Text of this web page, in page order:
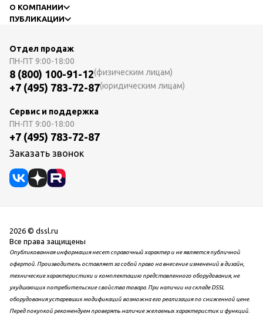
О КОМПАНИИ
ПУБЛИКАЦИИ
Отдел продаж
ПН-ПТ 9:00-18:00
8 (800) 100-91-12(физическим лицам)
+7 (495) 783-72-87(юридическим лицам)
Сервис и поддержка
ПН-ПТ 9:00-18:00
+7 (495) 783-72-87
Заказать звонок
2026 © dssl.ru
Все права защищены
Опубликованная информация несет справочный характер и не является публичной
офертой. Производитель оставляет за собой право на внесение изменений в дизайн,
технические характеристики и комплектацию представленного оборудования, не
ухудшающих потребительские свойства товара. При наличии на складе DSSL
оборудования устаревших модификаций возможна его реализация по сниженной цене.
Перед покупкой рекомендуем проверять наличие желаемых характеристик и функций.